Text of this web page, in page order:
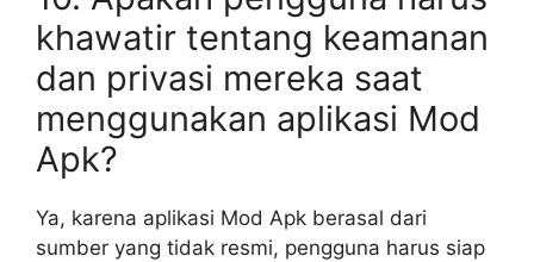
khawatir tentang keamanan
dan privasi mereka saat
menggunakan aplikasi Mod
Apk?
Ya, karena aplikasi Mod Apk berasal dari
sumber yang tidak resmi, pengguna harus siap